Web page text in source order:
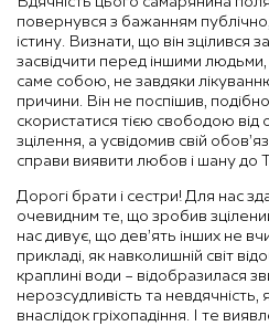
повернувся з бажанням
істину. Визнати, що він зцілився
засвідчити перед іншими
саме собою, не завдяки
причини. Він не поспішив,
скористатися тією свободою
зцілення, а усвідомив свій
справи виявити любов і шану до
Дорогі брати і сестри! Для нас
очевидним те, що зробив
нас дивує, що дев’ять інших не
прикладі, як навколишній світ
краплині води – відобразилася
нерозсудливість та
внаслідок гріхопадіння. І те